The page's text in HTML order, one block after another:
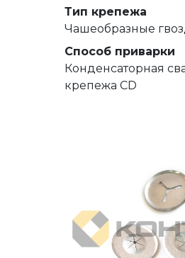
Тип крепежа
Чашеобразные
Способ приварки
Конденсаторная
крепежа CD